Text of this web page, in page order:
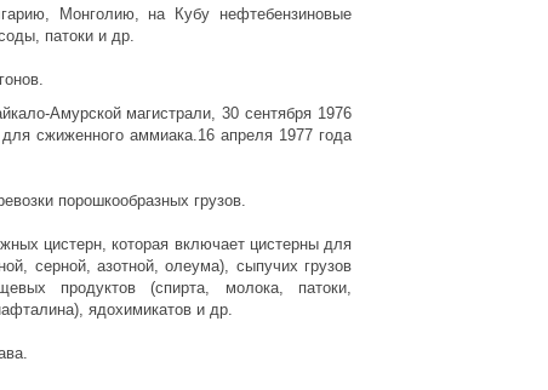
Монголию, на Кубу нефтебензиновые
патоки и др.
Амурской магистрали, 30 сентября 1976
сжиженного аммиака.16 апреля 1977 года
порошкообразных грузов.
цистерн, которая включает цистерны для
серной, азотной, олеума), сыпучих грузов
продуктов (спирта, молока, патоки,
ядохимикатов и др.